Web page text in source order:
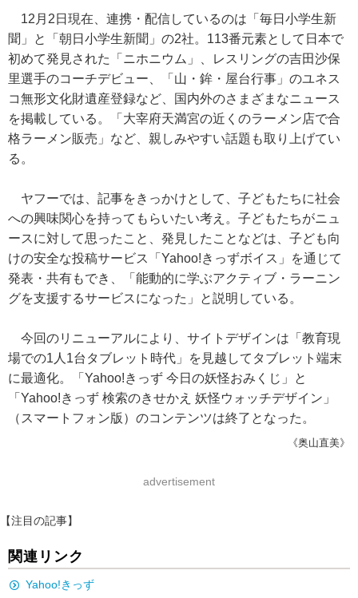
12月2日現在、連携・配信しているのは「毎日小学生新
聞」と「朝日小学生新聞」の2社。113番元素として日本で
初めて発見された「ニホニウム」、レスリングの吉田沙保
里選手のコーチデビュー、「山・鉾・屋台行事」のユネス
コ無形文化財遺産登録など、国内外のさまざまなニュース
を掲載している。「大宰府天満宮の近くのラーメン店で合
格ラーメン販売」など、親しみやすい話題も取り上げてい
る。
ヤフーでは、記事をきっかけとして、子どもたちに社会
への興味関心を持ってもらいたい考え。子どもたちがニュ
ースに対して思ったこと、発見したことなどは、子ども向
けの安全な投稿サービス「Yahoo!きっずボイス」を通じて
発表・共有もでき、「能動的に学ぶアクティブ・ラーニン
グを支援するサービスになった」と説明している。
今回のリニューアルにより、サイトデザインは「教育現
場での1人1台タブレット時代」を見越してタブレット端末
に最適化。「Yahoo!きっず 今日の妖怪おみくじ」と
「Yahoo!きっず 検索のきせかえ 妖怪ウォッチデザイン」
（スマートフォン版）のコンテンツは終了となった。
《奥山直美》
advertisement
【注目の記事】
関連リンク
Yahoo!きっず